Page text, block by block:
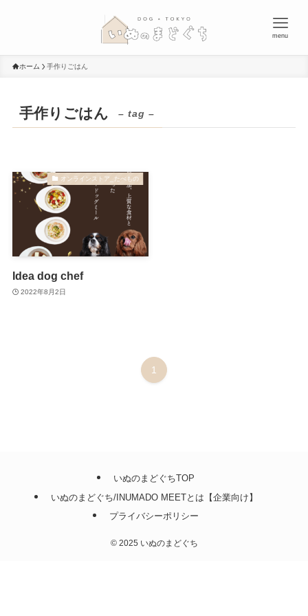
menu
ホーム 手作りごはん
手作りごはん – tag –
オンラインストア_たべもの
Idea dog chef
2022年8月2日
1
いぬのまどぐちTOP
いぬのまどぐち/INUMADO MEETとは【企業向け】
プライバシーポリシー
©2025 いぬのまどぐち